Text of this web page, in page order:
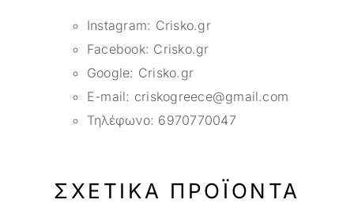
Instagram: Crisko.gr
Facebook: Crisko.gr
Google: Crisko.gr
E-mail: criskogreece@gmail.com
Τηλέφωνο: 6970770047
ΣΧΕΤΙΚΆ ΠΡΟΪΌΝΤΑ